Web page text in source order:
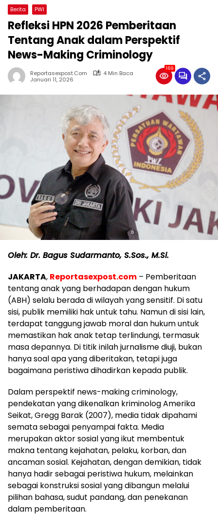
Berita PWI
Refleksi HPN 2026 Pemberitaan
Tentang Anak dalam Perspektif
News-Making Criminology
Reportasexpost.com
4 Min Baca
Januari 11, 2026
169
Oleh: Dr. Bagus Sudarmanto, S.Sos., M.Si.
JAKARTA, Reportasexpost.com – Pemberitaan
tentang anak yang berhadapan dengan hukum
(ABH) selalu berada di wilayah yang sensitif. Di satu
sisi, publik memiliki hak untuk tahu. Namun di sisi lain,
terdapat tanggung jawab moral dan hukum untuk
memastikan hak anak tetap terlindungi, termasuk
masa depannya. Di titik inilah jurnalisme diuji, bukan
hanya soal apa yang diberitakan, tetapi juga
bagaimana peristiwa dihadirkan kepada publik.
Dalam perspektif news-making criminology,
pendekatan yang dikenalkan kriminolog Amerika
Seikat, Gregg Barak (2007), media tidak dipahami
semata sebagai penyampai fakta. Media
merupakan aktor sosial yang ikut membentuk
makna tentang kejahatan, pelaku, korban, dan
ancaman sosial. Kejahatan, dengan demikian, tidak
hanya hadir sebagai peristiwa hukum, melainkan
sebagai konstruksi sosial yang dibangun melalui
pilihan bahasa, sudut pandang, dan penekanan
dalam pemberitaan.